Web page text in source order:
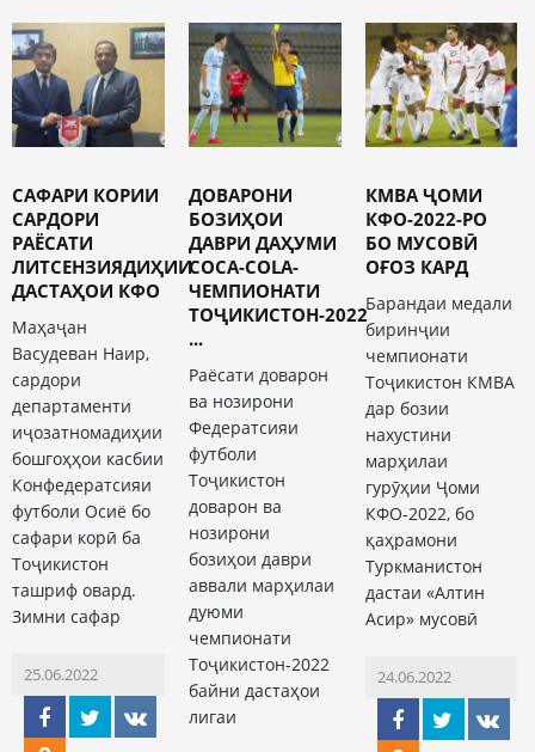
САФАРИ КОРИИ
САРДОРИ
РАЁСАТИ
ЛИТСЕНЗИЯДИҲИИ
ДАСТАҲОИ КФО
Маҳаҷан
Васудеван Наир,
сардори
департаменти
иҷозатномадиҳии
бошгоҳҳои касбии
Конфедератсияи
футболи Осиё бо
сафари корӣ ба
Тоҷикистон
ташриф овард.
Зимни сафар
25.06.2022
ДОВАРОНИ
БОЗИҲОИ
ДАВРИ ДАҲУМИ
COCA-COLA-
ЧЕМПИОНАТИ
ТОҶИКИСТОН-2022
...
Раёсати доварон
ва нозирони
Федератсияи
футболи
Тоҷикистон
доварон ва
нозирони
бозиҳои даври
аввали марҳилаи
дуюми
чемпионати
Тоҷикистон-2022
байни дастаҳои
лигаи
КМВА ҶОМИ
КФО-2022-РО
БО МУСОВӢ
ОҒОЗ КАРД
Барандаи медали
биринҷии
чемпионати
Тоҷикистон КМВА
дар бозии
нахустини
марҳилаи
гурӯҳии Ҷоми
КФО-2022, бо
қаҳрамони
Туркманистон
дастаи «Алтин
Асир» мусовӣ
24.06.2022